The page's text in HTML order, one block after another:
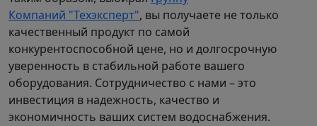
Компаний "Техэксперт", вы получаете не только
качественный продукт по самой
конкурентоспособной цене, но и долгосрочную
уверенность в стабильной работе вашего
оборудования. Сотрудничество с нами – это
инвестиция в надежность, качество и
экономичность ваших систем водоснабжения.